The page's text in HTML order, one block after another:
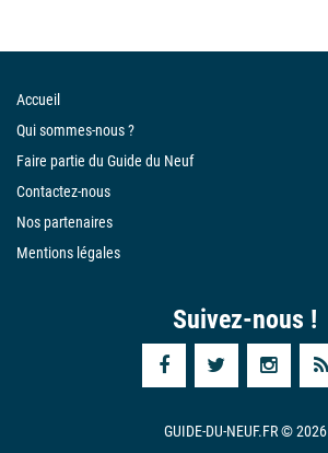
Accueil
Qui sommes-nous ?
Faire partie du Guide du Neuf
Contactez-nous
Nos partenaires
Mentions légales
Suivez-nous !
GUIDE-DU-NEUF.FR © 2026